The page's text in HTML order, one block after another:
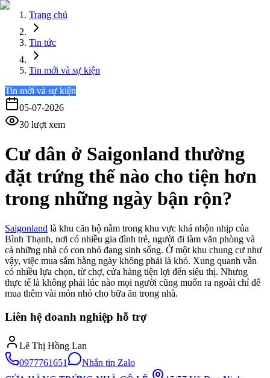
Trang chủ
Tin tức
Tin mới và sự kiện
Tin mới và sự kiện
05-07-2026
30 lượt xem
Cư dân ở Saigonland thường
đặt trứng thế nào cho tiện hơn
trong những ngày bận rộn?
Saigonland là khu căn hộ nằm trong khu vực khá nhộn nhịp của
Bình Thạnh, nơi có nhiều gia đình trẻ, người đi làm văn phòng và
cả những nhà có con nhỏ đang sinh sống. Ở một khu chung cư như
vậy, việc mua sắm hằng ngày không phải là khó. Xung quanh vẫn
có nhiều lựa chọn, từ chợ, cửa hàng tiện lợi đến siêu thị. Nhưng
thực tế là không phải lúc nào mọi người cũng muốn ra ngoài chỉ để
mua thêm vài món nhỏ cho bữa ăn trong nhà.
Liên hệ doanh nghiệp hỗ trợ
Lê Thị Hồng Lan
0977761651
Nhắn tin Zalo